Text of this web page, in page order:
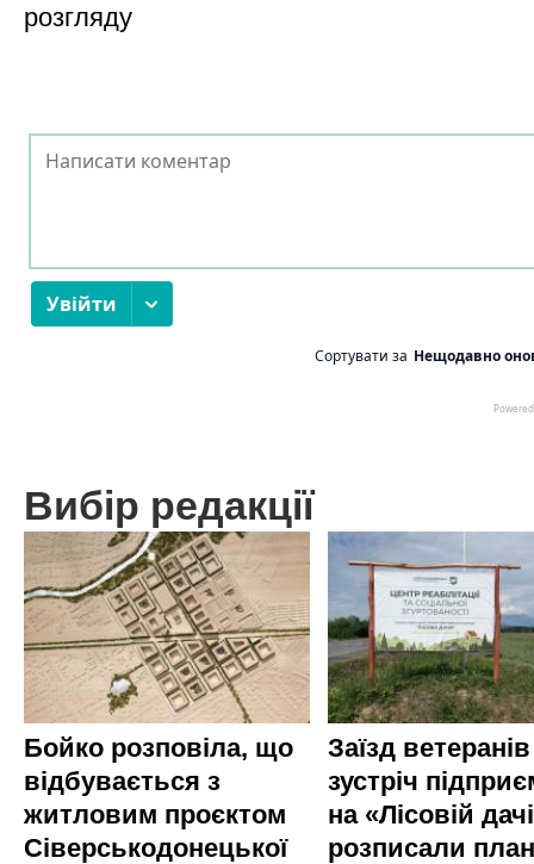
розгляду
Вибір редакції
Бойко розповіла, що
відбувається з
житловим проєктом
Сіверськодонецької
Заїзд
зустріч
на «Лісовій
розписали план